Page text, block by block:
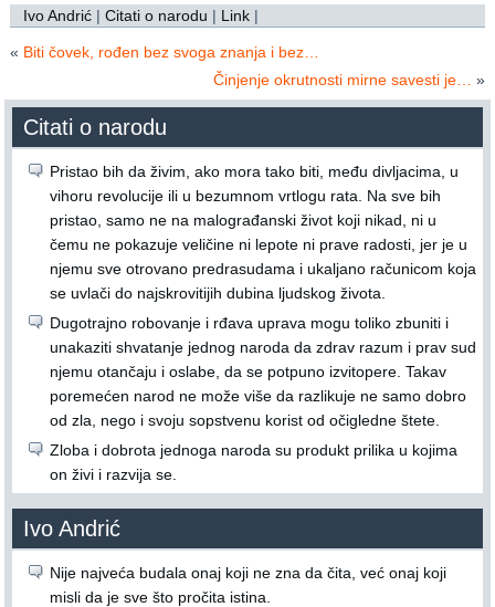
Ivo Andrić |Citati o narodu | Link |
« Biti čovek, rođen bez svoga znanja i bez…
Činjenje okrutnosti mirne savesti je…
»
Citati o narodu
Pristao bih da živim, ako mora tako biti, među divljacima, u
vihoru revolucije ili u bezumnom vrtlogu rata. Na sve bih
pristao, samo ne na malograđanski život koji nikad, ni u
čemu ne pokazuje veličine ni lepote ni prave radosti, jer je u
njemu sve otrovano predrasudama i ukaljano računicom koja
se uvlači do najskrovitijih dubina ljudskog života.
Dugotrajno robovanje i rđava uprava mogu toliko zbuniti i
unakaziti shvatanje jednog naroda da zdrav razum i prav sud
njemu otančaju i oslabe, da se potpuno izvitopere. Takav
poremećen narod ne može više da razlikuje ne samo dobro
od zla, nego i svoju sopstvenu korist od očigledne štete.
Zloba i dobrota jednoga naroda su produkt prilika u kojima
on živi i razvija se.
Ivo Andrić
Nije najveća budala onaj koji ne zna da čita, već onaj koji
misli da je sve što pročita istina.